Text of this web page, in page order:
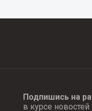
Подпишись на
в курсе